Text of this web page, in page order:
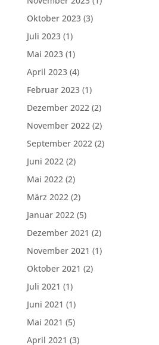
Oktober 2023(3)
Juli 2023(1)
Mai 2023(1)
April 2023(4)
Februar 2023(1)
Dezember 2022(2)
November 2022(2)
September 2022(2)
Juni 2022(2)
Mai 2022(2)
März 2022(2)
Januar 2022(5)
Dezember 2021 (2)
November 2021 (1)
Oktober 2021 (2)
Juli 2021 (1)
Juni 2021 (1)
Mai 2021 (5)
April 2021 (3)